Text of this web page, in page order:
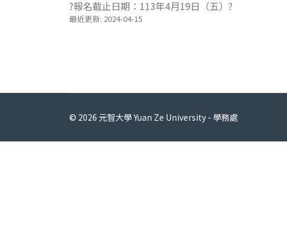
?報名截止日期：113年4月19日（五）?
最近更新: 2024-04-15
© 2026 元智大學 Yuan Ze University - 學務處